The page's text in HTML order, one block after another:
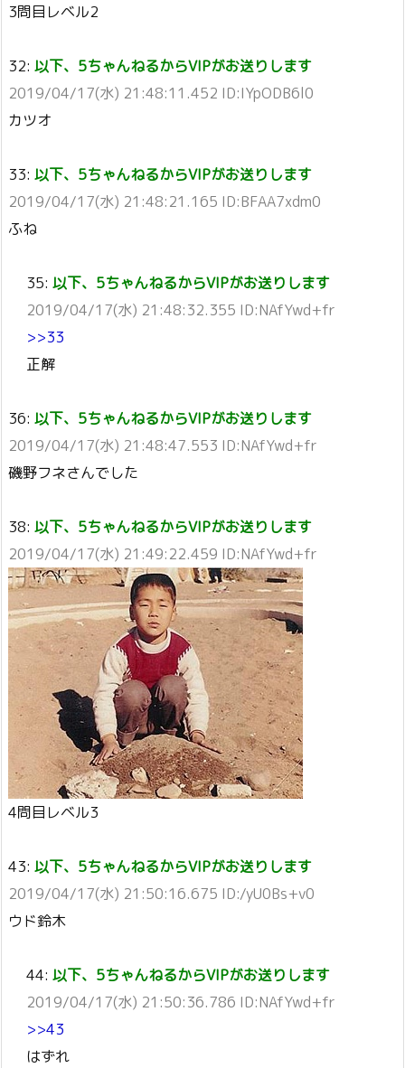
3問目レベル2
32: 以下、5ちゃんねるからVIPがお送りします
2019/04/17(水) 21:48:11.452 ID:IYpODB6l0
カツオ
33: 以下、5ちゃんねるからVIPがお送りします
2019/04/17(水) 21:48:21.165 ID:BFAA7xdm0
ふね
35: 以下、5ちゃんねるからVIPがお送りします
2019/04/17(水) 21:48:32.355 ID:NAfYwd+fr
>>33
正解
36: 以下、5ちゃんねるからVIPがお送りします
2019/04/17(水) 21:48:47.553 ID:NAfYwd+fr
磯野フネさんでした
38: 以下、5ちゃんねるからVIPがお送りします
2019/04/17(水) 21:49:22.459 ID:NAfYwd+fr
4問目レベル3
43: 以下、5ちゃんねるからVIPがお送りします
2019/04/17(水) 21:50:16.675 ID:/yU0Bs+v0
ウド鈴木
44: 以下、5ちゃんねるからVIPがお送りします
2019/04/17(水) 21:50:36.786 ID:NAfYwd+fr
>>43
はずれ